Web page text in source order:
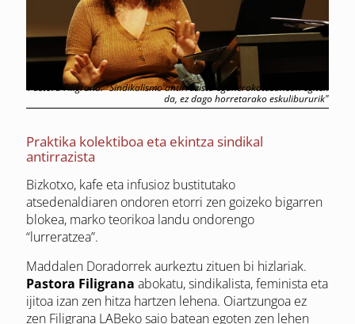
Pastora Filigrana: "Sindikalismo antirrazista egunerokotasunean egiten
da, ez dago horretarako eskulibururik"
Praktika kolektiboa eta ekintza sindikal
antirrazista
Bizkotxo, kafe eta infusioz bustitutako
atsedenaldiaren ondoren etorri zen goizeko bigarren
blokea, marko teorikoa landu ondorengo
“lurreratzea”.
Maddalen Doradorrek aurkeztu zituen bi hizlariak.
Pastora Filigrana abokatu, sindikalista, feminista eta
ijitoa izan zen hitza hartzen lehena. Oiartzungoa ez
zen Filigrana LABeko saio batean egoten zen lehen